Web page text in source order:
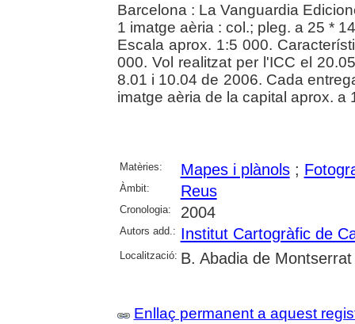
Barcelona : La Vanguardia
1 imatge aèria : col.; pleg. a 25 *
Escala aprox. 1:5 000.
000. Vol realitzat per l'ICC el
8.01 i 10.04 de 2006. Cada
imatge aèria de la capital aprox. a
Matèries: Mapes i plànols;
Àmbit: Reus
Cronologia: 2004
Autors add.: Institut Cartogràfic de
Localització: B. Abadia de Montserrat
Enllaç permanent a aquest